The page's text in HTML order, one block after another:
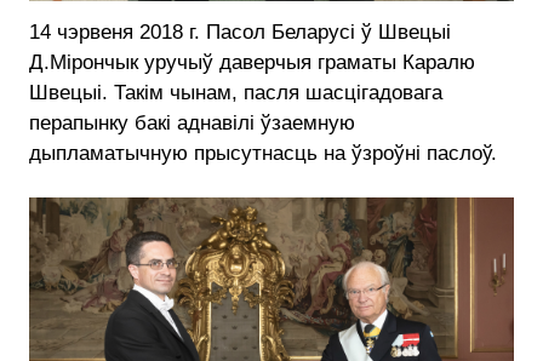
14 чэрвеня 2018 г. Пасол Беларусі ў Швецыі
Д.Мірончык уручыў даверчыя граматы Каралю
Швецыі. Такім чынам, пасля шасцігадовага
перапынку бакі аднавілі ўзаемную
дыпламатычную прысутнасць на ўзроўні паслоў.